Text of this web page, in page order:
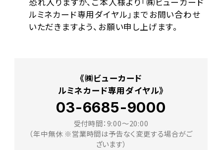
ルミネカード専用ダイヤル」までお問い合わせ
いただきますよう、お願い申し上げます。
《㈱ビューカード
ルミネカード専用ダイヤル》
03-6685-9000
受付時間：9:00～20:00
（年中無休 ※営業時間は予告なく変更する場合がご
ざいます）